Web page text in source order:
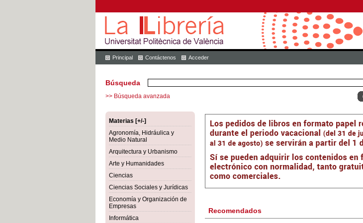
Principal Contáctenos Acceder
Búsqueda
>> Búsqueda avanzada
Materias [+/-]
Agronomía, Hidráulica y
Medio Natural
Arquitectura y Urbanismo
Arte y Humanidades
Ciencias
Ciencias Sociales y Jurídicas
Economía y Organización de
Empresas
Informática
Recomendados